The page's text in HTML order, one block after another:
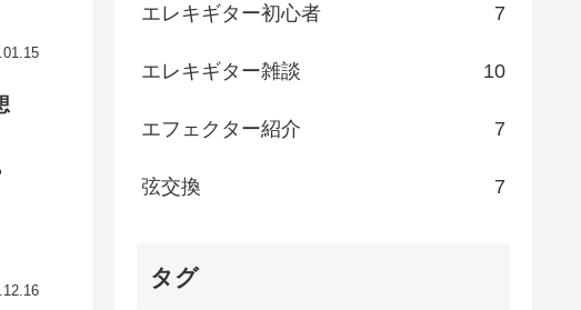
エレキギター初心者 7
エレキギター雑談 10
エフェクター紹介 7
弦交換 7
タグ